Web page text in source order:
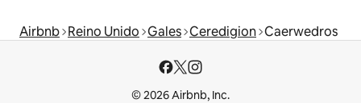
Airbnb Reino Unido Gales Ceredigion Caerwedros
© 2026 Airbnb, Inc.